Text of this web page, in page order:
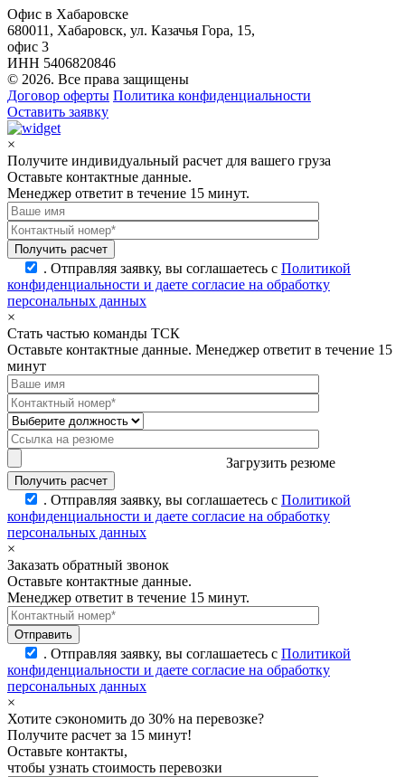
Офис в Хабаровске
680011, Хабаровск, ул. Казачья Гора, 15,
офис 3
ИНН 5406820846
© 2026. Все права защищены
Договор оферты Политика конфиденциальности
Оставить заявку
×
Получите индивидуальный расчет для вашего груза
Оставьте контактные данные.
Менеджер ответит в течение 15 минут.
. Отправляя заявку, вы соглашаетесь с Политикой
конфиденциальности и даете согласие на обработку
персональных данных
×
Стать частью команды ТСК
Оставьте контактные данные. Менеджер ответит в течение 15
минут
Загрузить резюме
. Отправляя заявку, вы соглашаетесь с Политикой
конфиденциальности и даете согласие на обработку
персональных данных
×
Заказать обратный звонок
Оставьте контактные данные.
Менеджер ответит в течение 15 минут.
. Отправляя заявку, вы соглашаетесь с Политикой
конфиденциальности и даете согласие на обработку
персональных данных
×
Хотите сэкономить до 30% на перевозке?
Получите расчет за 15 минут!
Оставьте контакты,
чтобы узнать стоимость перевозки